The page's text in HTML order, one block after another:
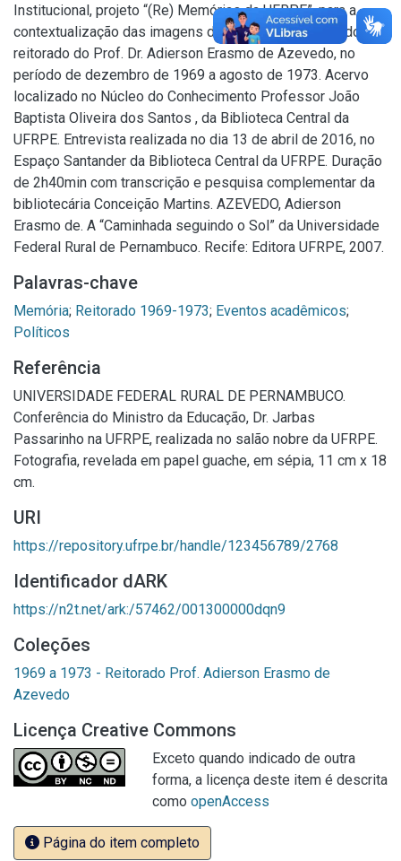
Institucional, projeto “(Re) Memórias da UFRPE”, para a
contextualização das imagens do acervo fotográfico do
reitorado do Prof. Dr. Adierson Erasmo de Azevedo, no
período de dezembro de 1969 a agosto de 1973. Acervo
localizado no Núcleo do Conhecimento Professor João
Baptista Oliveira dos Santos , da Biblioteca Central da
UFRPE. Entrevista realizada no dia 13 de abril de 2016, no
Espaço Santander da Biblioteca Central da UFRPE. Duração
de 2h40min com transcrição e pesquisa complementar da
bibliotecária Conceição Martins. AZEVEDO, Adierson
Erasmo de. A “Caminhada seguindo o Sol” da Universidade
Federal Rural de Pernambuco. Recife: Editora UFRPE, 2007.
Palavras-chave
Memória; Reitorado 1969-1973; Eventos acadêmicos;
Políticos
Referência
UNIVERSIDADE FEDERAL RURAL DE PERNAMBUCO.
Conferência do Ministro da Educação, Dr. Jarbas
Passarinho na UFRPE, realizada no salão nobre da UFRPE.
Fotografia, revelada em papel guache, em sépia, 11 cm x 18
cm.
URI
https://repository.ufrpe.br/handle/123456789/2768
Identificador dARK
https://n2t.net/ark:/57462/001300000dqn9
Coleções
1969 a 1973 - Reitorado Prof. Adierson Erasmo de
Azevedo
Licença Creative Commons
Exceto quando indicado de outra
forma, a licença deste item é descrita
como openAccess
Página do item completo